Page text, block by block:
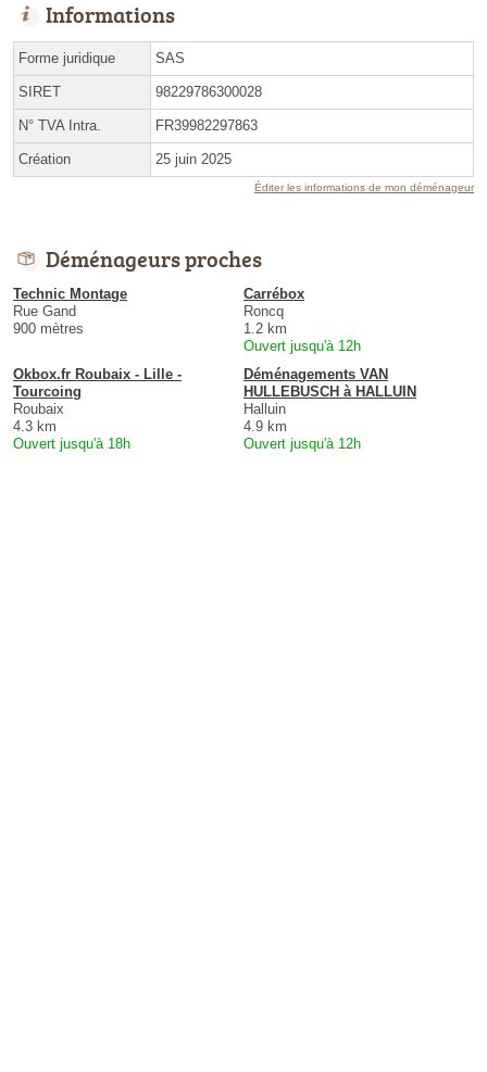
Informations
Forme juridique SAS
SIRET 98229786300028
N° TVA Intra. FR39982297863
Création 25 juin 2025
Éditer les informations de mon déménageur
Déménageurs proches
Technic Montage
Rue Gand
900 mètres
Carrébox
Roncq
1.2 km
Ouvert jusqu'à 12h
Okbox.fr Roubaix - Lille -
Tourcoing
Roubaix
4.3 km
Ouvert jusqu'à 18h
Déménagements VAN
HULLEBUSCH à HALLUIN
Halluin
4.9 km
Ouvert jusqu'à 12h